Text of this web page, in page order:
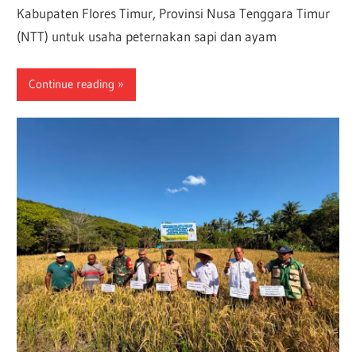
Kabupaten Flores Timur, Provinsi Nusa Tenggara Timur
(NTT) untuk usaha peternakan sapi dan ayam
Continue reading